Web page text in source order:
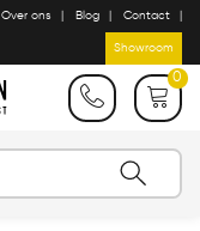
Over ons Blog Contact
Showroom
0